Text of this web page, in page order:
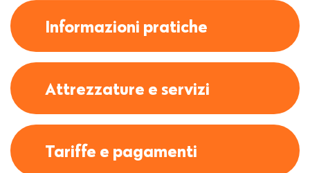
Informazioni pratiche
Attrezzature e servizi
Tariffe e pagamenti